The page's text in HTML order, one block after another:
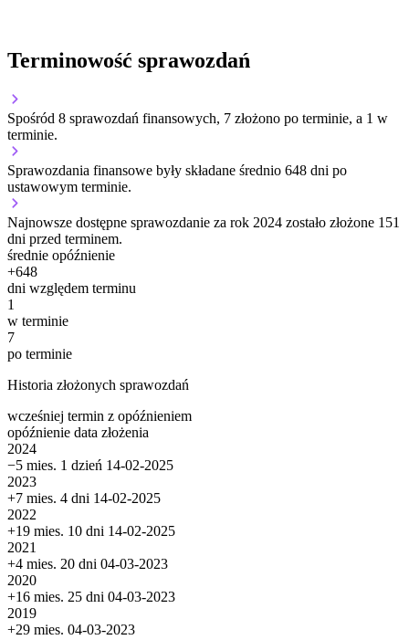
Terminowość sprawozdań
Spośród 8 sprawozdań finansowych, 7 złożono po terminie, a 1 w
terminie.
Sprawozdania finansowe były składane średnio 648 dni po
ustawowym terminie.
Najnowsze dostępne sprawozdanie za rok 2024 zostało złożone 151
dni przed terminem.
średnie opóźnienie
+648
dni względem terminu
1
w terminie
7
po terminie
Historia złożonych sprawozdań
wcześniej termin z opóźnieniem
opóźnienie data złożenia
2024
−5 mies. 1 dzień 14-02-2025
2023
+7 mies. 4 dni 14-02-2025
2022
+19 mies. 10 dni 14-02-2025
2021
+4 mies. 20 dni 04-03-2023
2020
+16 mies. 25 dni 04-03-2023
2019
+29 mies. 04-03-2023